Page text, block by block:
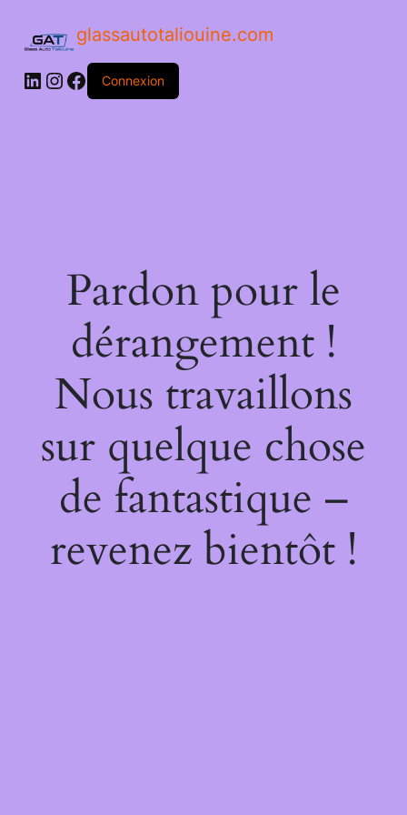
glassautotaliouine.com
Connexion
Pardon pour le
dérangement !
Nous travaillons
sur quelque chose
de fantastique –
revenez bientôt !